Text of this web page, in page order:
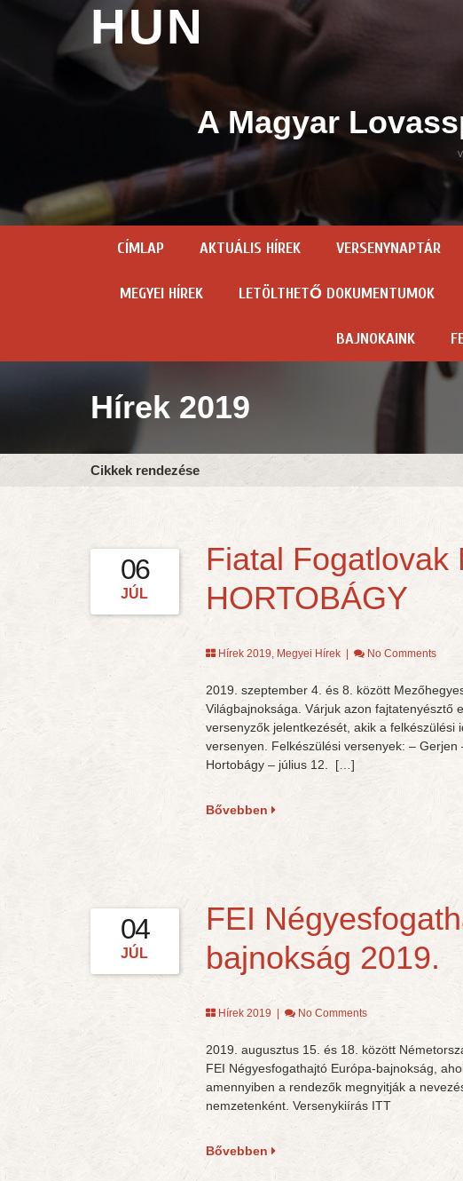
HUN
A Magyar
CÍMLAP AKTUÁLIS HÍREK VERSENYNAPTÁR
MEGYEI HÍREK LETÖLTHETŐ DOKUMENTUMOK
BAJNOKAINK
Hírek 2019
Cikkek rendezése
06
JÚL
Fiatal
HORTOBÁGY
Hírek 2019, Megyei Hírek| No Comments
2019. szeptember 4. és 8. között
Világbajnoksága. Várjuk azon fajtatenyésztő
versenyzők jelentkezését, akik a
versenyen. Felkészülési versenyek: –
Hortobágy – július 12. […]
Bővebben
04
JÚL
FEI
bajnokság 2019.
Hírek 2019 No Comments
2019. augusztus 15. és 18. között
FEI Négyesfogathajtó Európa-bajnokság,
amennyiben a rendezők megnyitják a
nemzetenként. Versenykiírás ITT
Bővebben